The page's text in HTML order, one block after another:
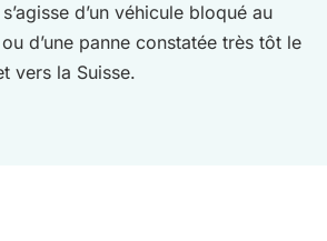
d’un véhicule bloqué au
d’une panne constatée très tôt le
vers la Suisse.